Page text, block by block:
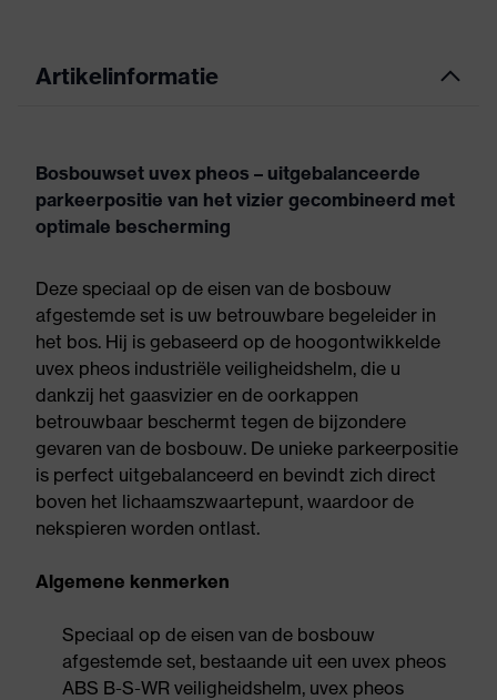
Artikelinformatie
Bosbouwset uvex pheos – uitgebalanceerde
parkeerpositie van het vizier gecombineerd met
optimale bescherming
Deze speciaal op de eisen van de bosbouw
afgestemde set is uw betrouwbare begeleider in
het bos. Hij is gebaseerd op de hoogontwikkelde
uvex pheos industriële veiligheidshelm, die u
dankzij het gaasvizier en de oorkappen
betrouwbaar beschermt tegen de bijzondere
gevaren van de bosbouw. De unieke parkeerpositie
is perfect uitgebalanceerd en bevindt zich direct
boven het lichaamszwaartepunt, waardoor de
nekspieren worden ontlast.
Algemene kenmerken
Speciaal op de eisen van de bosbouw
afgestemde set, bestaande uit een uvex pheos
ABS B-S-WR veiligheidshelm, uvex pheos